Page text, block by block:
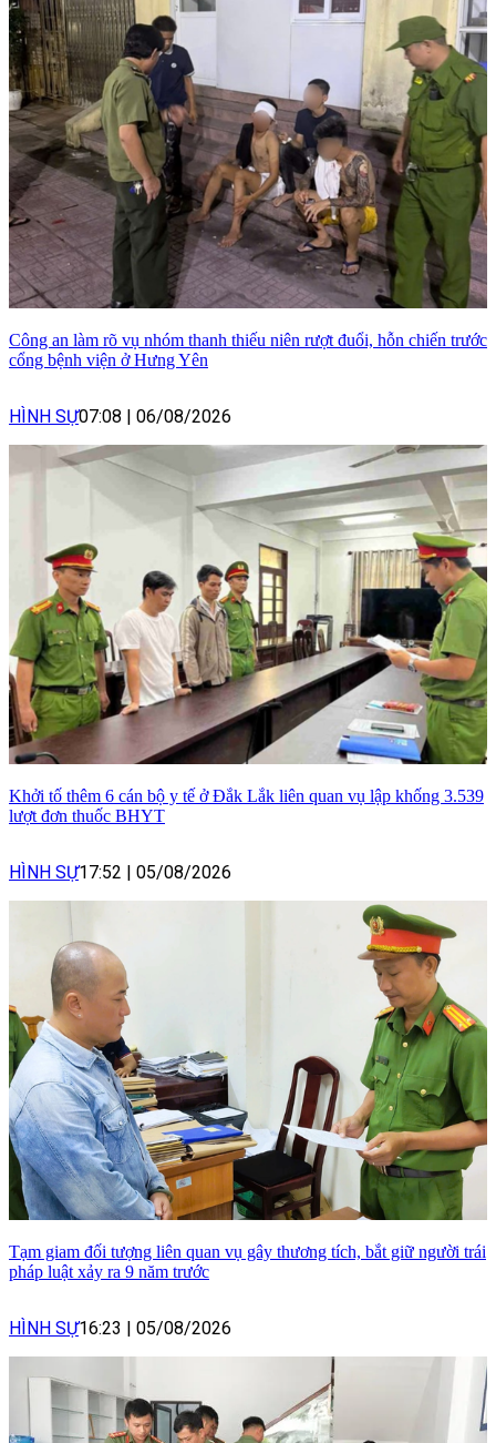
Công an làm rõ vụ nhóm thanh thiếu niên rượt đuổi, hỗn chiến trước
cổng bệnh viện ở Hưng Yên
HÌNH SỰ07:08 06/08/2026
Khởi tố thêm 6 cán bộ y tế ở Đắk Lắk liên quan vụ lập khống 3.539
lượt đơn thuốc BHYT
HÌNH SỰ17:52 05/08/2026
Tạm giam đối tượng liên quan vụ gây thương tích, bắt giữ người trái
pháp luật xảy ra 9 năm trước
HÌNH SỰ16:23 05/08/2026